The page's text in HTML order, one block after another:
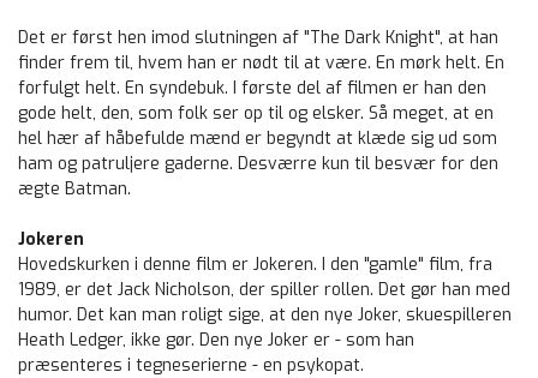
Det er først hen imod slutningen af "The Dark Knight", at han
finder frem til, hvem han er nødt til at være. En mørk helt. En
forfulgt helt. En syndebuk. I første del af filmen er han den
gode helt, den, som folk ser op til og elsker. Så meget, at en
hel hær af håbefulde mænd er begyndt at klæde sig ud som
ham og patruljere gaderne. Desværre kun til besvær for den
ægte Batman.
Jokeren
Hovedskurken i denne film er Jokeren. I den "gamle" film, fra
1989, er det Jack Nicholson, der spiller rollen. Det gør han med
humor. Det kan man roligt sige, at den nye Joker, skuespilleren
Heath Ledger, ikke gør. Den nye Joker er - som han
præsenteres i tegneserierne - en psykopat.